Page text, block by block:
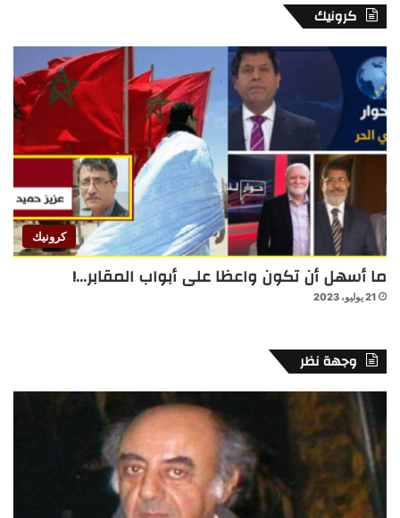
كرونيك
كرونيك
ما أسهل أن تكون واعظا على أبواب المقابر…!
21 يوليو، 2023
وجهة نظر